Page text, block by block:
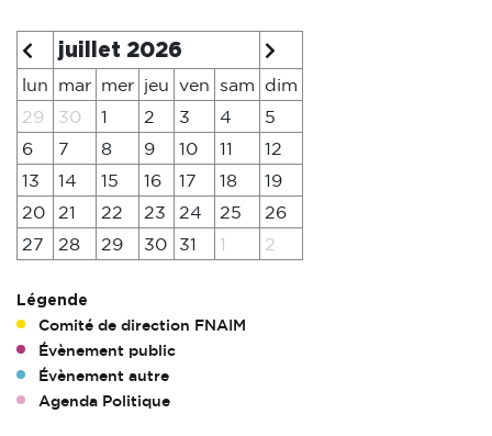
juillet 2026
lun mar mer jeu ven sam
dim
29
30 1 2 3 4
5
6
7 8 9 10 11
12
13
14 15 16 17 18
19
20
21 22 23 24 25
26
27
28 29 30 31 1 2
Légende
Comité de direction FNAIM
Évènement public
Évènement autre
Agenda Politique